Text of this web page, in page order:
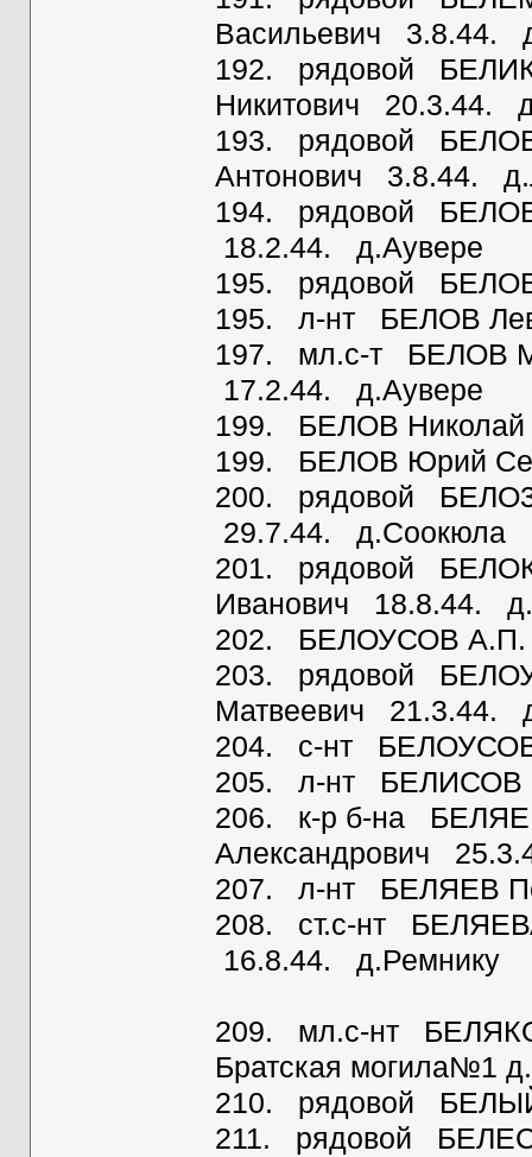
Васильевич 3.8.44.
192. рядовой
Никитович 20.3.44.
193. рядовой
Антонович 3.8.44.
194. рядовой
18.2.44. д.Аувере
195. рядовой БЕЛОВ
195. л-нт БЕЛОВ
197. мл.с-т БЕЛОВ
17.2.44. д.Аувере
199. БЕЛОВ Николай
199. БЕЛОВ Юрий
200. рядовой
29.7.44. д.Соокюла
201. рядовой
Иванович 18.8.44.
202. БЕЛОУСОВ
203. рядовой
Матвеевич 21.3.44.
204. с-нт БЕЛОУСОВ
205. л-нт БЕЛИСОВ
206. к-р б-на
Александрович
207. л-нт БЕЛЯЕВ
208. ст.с-нт
16.8.44. д.Ремнику
209. мл.с-нт
Братская могила№1
210. рядовой
211. рядовой